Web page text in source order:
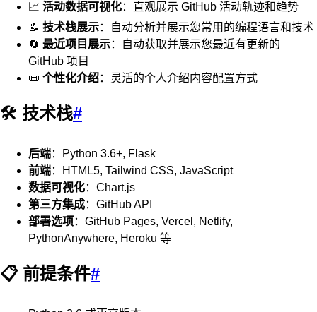
📈 活动数据可视化：直观展示 GitHub 活动轨迹和趋势
📝 技术栈展示：自动分析并展示您常用的编程语言和技术
🔄 最近项目展示：自动获取并展示您最近有更新的
GitHub 项目
📜 个性化介绍：灵活的个人介绍内容配置方式
🛠️ 技术栈#
后端：Python 3.6+, Flask
前端：HTML5, Tailwind CSS, JavaScript
数据可视化：Chart.js
第三方集成：GitHub API
部署选项 ：GitHub Pages, Vercel, Netlify,
PythonAnywhere, Heroku 等
📋 前提条件#